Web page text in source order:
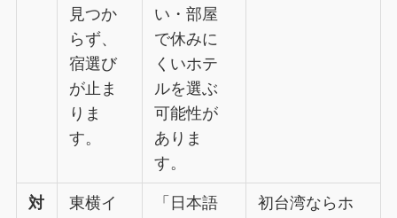
見つか
らず、
宿選び
が止ま
りま
す。
い・部屋
で休みに
くいホテ
ルを選ぶ
可能性が
ありま
す。
対
東横イ
「日本語
初台湾ならホ